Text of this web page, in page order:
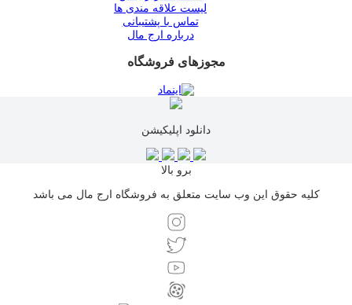
لیست علاقه مندی ها
تماس با پشتیبانی
درباره ارج مال
مجوزهای فروشگاه
دانلود اپلیکیشن
برو بالا
کلیه حقوق این وب سایت متعلق به فروشگاه ارج مال می باشد